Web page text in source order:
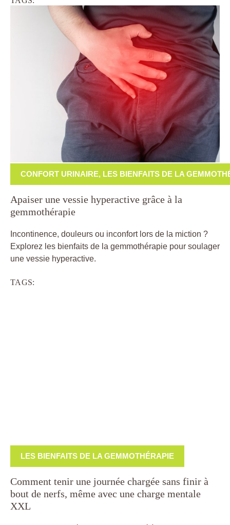
CONFORT URINAIRE, LES BIENFAITS DE LA
Apaiser une vessie hyperactive grâce à la
gemmothérapie
Incontinence, douleurs ou inconfort lors de la miction ?
Explorez les bienfaits de la gemmothérapie pour soulager
une vessie hyperactive.
TAGS:
LES BIENFAITS DE LA GEMMOTHÉRAPIE
Comment tenir une journée chargée sans finir à
bout de nerfs, même avec une charge mentale
XXL